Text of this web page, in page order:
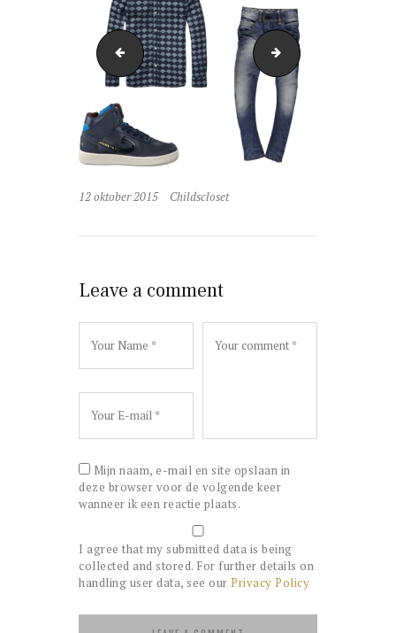
ca IMG_2928
12 oktober 2015 Childscloset
Leave a comment
Mijn naam, e-mail en site opslaan in
deze browser voor de volgende keer
wanneer ik een reactie plaats.
I agree that my submitted data is being
collected and stored. For further details on
handling user data, see our Privacy Policy